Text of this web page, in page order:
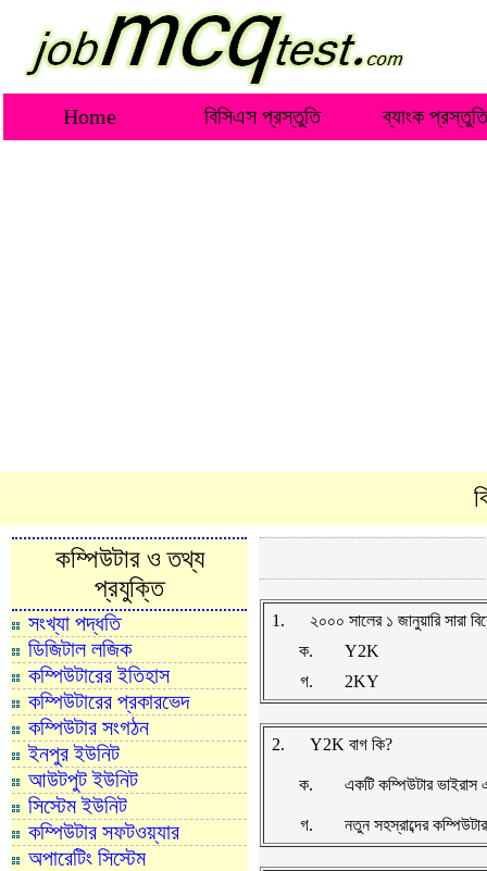
Home বিসিএস প্রস্তুতি ব্যাংক
কম্পিউটার ও তথ্য
প্রযুক্তি
সংখ্যা পদ্ধতি
ডিজিটাল লজিক
কম্পিউটারের ইতিহাস
কম্পিউটারের প্রকারভেদ
কম্পিউটার সংগঠন
ইনপুর ইউনিট
আউটপুট ইউনিট
সিস্টেম ইউনিট
কম্পিউটার সফটওয়্যার
অপারেটিং সিস্টেম
1.
২০০০ সালের ১ জানুয়ারি সারা
ক.
Y2K
গ.
2KY
2. Y2K বাগ কি?
ক. একটি কম্পিউটার ভাইরাস
গ. নতুন সহস্রাব্দের কম্পিউটার